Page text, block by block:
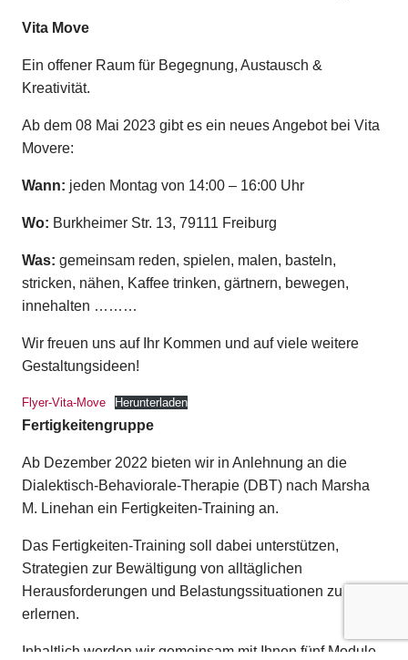
Vita Move
Ein offener Raum für Begegnung, Austausch &
Kreativität.
Ab dem 08 Mai 2023 gibt es ein neues Angebot bei Vita
Movere:
Wann: jeden Montag von 14:00 – 16:00 Uhr
Wo: Burkheimer Str. 13, 79111 Freiburg
Was: gemeinsam reden, spielen, malen, basteln,
stricken, nähen, Kaffee trinken, gärtnern, bewegen,
innehalten ………
Wir freuen uns auf Ihr Kommen und auf viele weitere
Gestaltungsideen!
Flyer-Vita-Move Herunterladen
Fertigkeitengruppe
Ab Dezember 2022 bieten wir in Anlehnung an die
Dialektisch-Behaviorale-Therapie (DBT) nach Marsha
M. Linehan ein Fertigkeiten-Training an.
Das Fertigkeiten-Training soll dabei unterstützen,
Strategien zur Bewältigung von alltäglichen
Herausforderungen und Belastungssituationen zu
erlernen.
Inhaltlich werden wir gemeinsam mit Ihnen fünf Module